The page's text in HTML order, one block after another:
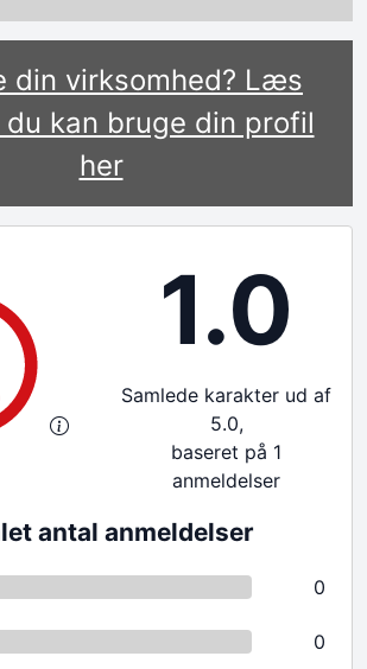
din virksomhed? Læs
du kan bruge din profil
her
1.0
Samlede karakter ud af
5.0,
baseret på 1
anmeldelser
antal anmeldelser
0
0